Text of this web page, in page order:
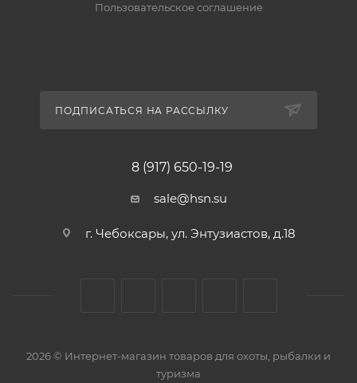
Пользовательское соглашение
ПОДПИСАТЬСЯ НА РАССЫЛКУ
8 (917) 650-19-19
sale@hsn.su
г. Чебоксары, ул. Энтузиастов, д.18
2026 © Интернет-магазин товаров для охоты, рыбалки и
туризма